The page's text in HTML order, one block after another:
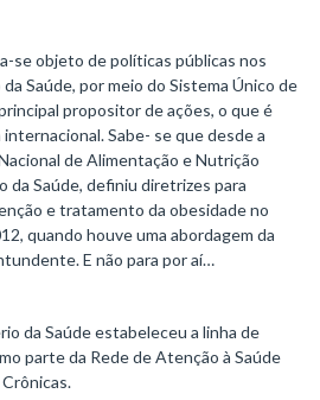
se objeto de políticas públicas nos
Saúde, por meio do Sistema Único de
propositor de ações, o que é
Sabe- se que desde a
de Alimentação e Nutrição
da Saúde, definiu diretrizes para
e tratamento da obesidade no
quando houve uma abordagem da
E não para por aí…
da Saúde estabeleceu a linha de
parte da Rede de Atenção à Saúde